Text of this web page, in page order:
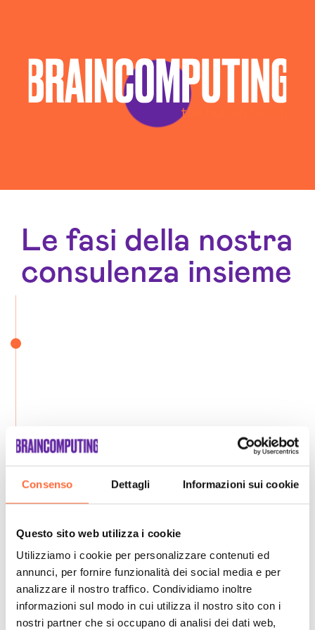
Consenso Dettagli Informazioni sui cookie
Questo sito web utilizza i cookie
Utilizziamo i cookie per personalizzare contenuti ed
annunci, per fornire funzionalità dei social media e per
analizzare il nostro traffico. Condividiamo inoltre
informazioni sul modo in cui utilizza il nostro sito con i
nostri partner che si occupano di analisi dei dati web,
Le fasi della nostra
consulenza insieme